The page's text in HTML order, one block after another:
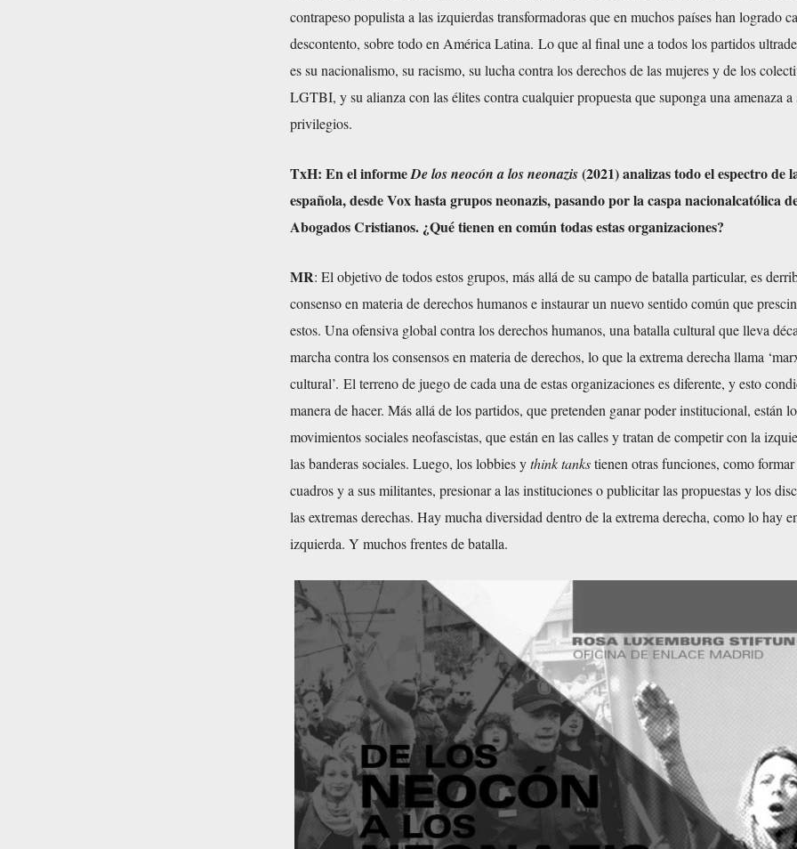
contrapeso populista a las izquierdas transformadoras que en muchos países han logrado
descontento, sobre todo en América Latina. Lo que al final une a todos los partidos
es su nacionalismo, su racismo, su lucha contra los derechos de las mujeres y de los
LGTBI, y su alianza con las élites contra cualquier propuesta que suponga una amenaza a
privilegios.
TxH: En el informeDe los neocón a los neonazis(2021) analizas todo el espectro de
española, desde Vox hasta grupos neonazis, pasando por la caspa nacionalcatólica
Abogados Cristianos. ¿Qué tienen en común todas estas organizaciones?
MR: El objetivo de todos estos grupos, más allá de su campo de batalla particular, es
consenso en materia de derechos humanos e instaurar un nuevo sentido común que
estos. Una ofensiva global contra los derechos humanos, una batalla cultural que lleva
marcha contra los consensos en materia de derechos, lo que la extrema derecha llama
cultural’. El terreno de juego de cada una de estas organizaciones es diferente, y esto
manera de hacer. Más allá de los partidos, que pretenden ganar poder institucional, están
movimientos sociales neofascistas, que están en las calles y tratan de competir con la
las banderas sociales. Luego, los lobbies ythink tankstienen otras funciones, como formar
cuadros y a sus militantes, presionar a las instituciones o publicitar las propuestas y los
las extremas derechas. Hay mucha diversidad dentro de la extrema derecha, como lo hay
izquierda. Y muchos frentes de batalla.